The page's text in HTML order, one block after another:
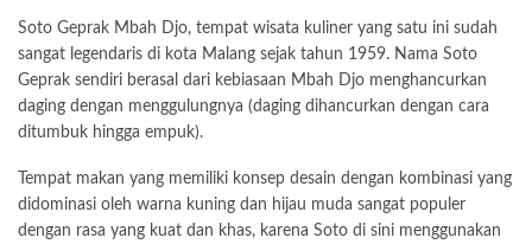
Soto Geprak Mbah Djo, tempat wisata kuliner yang satu ini sudah
sangat legendaris di kota Malang sejak tahun 1959. Nama Soto
Geprak sendiri berasal dari kebiasaan Mbah Djo menghancurkan
daging dengan menggulungnya (daging dihancurkan dengan cara
ditumbuk hingga empuk).
Tempat makan yang memiliki konsep desain dengan kombinasi yang
didominasi oleh warna kuning dan hijau muda sangat populer
dengan rasa yang kuat dan khas, karena Soto di sini menggunakan